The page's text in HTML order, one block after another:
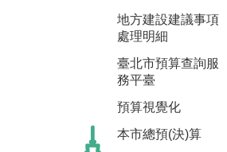
地方建設建議事項
處理明細
臺北市預算查詢服
務平臺
預算視覺化
本市總預(決)算